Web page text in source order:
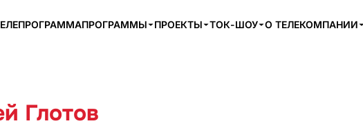
ПРОГРАММЫ ПРОЕКТЫ ТОК-ШОУ О ТЕЛЕКОМПАНИИ
Глотов